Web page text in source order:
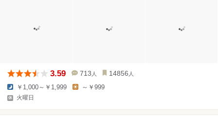
3.59 713 人 14856 人
￥1,000～￥1,999 ～￥999
火曜日